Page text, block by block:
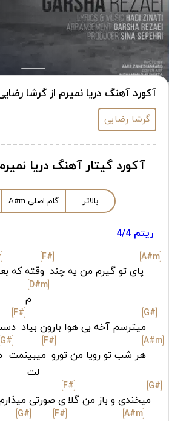
آکورد آهنگ دریا نمیرم از گرشا
گرشا رضایی
آکورد گیتار آهنگ دریا
بالاتر گام اصلی A#m
ریتم 4/4
A#m
پای تو گیرم من یه چند
F#
وقته که
D#m
م
G#
میترسم آخه بی هوا بارون بیاد
F#
A#m
هر شب تو رویا من تورو
F#
میبینمت
G#
لت
G#
میخندی و باز من گلا
F#
ی صورتی
A#m
F#
G#